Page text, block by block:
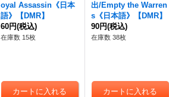
oyal Assassin《日本
語》【DMR】
60円(税込)
在庫数 15枚
出/Empty the Warren
s《日本語》【DMR】
90円(税込)
在庫数 38枚